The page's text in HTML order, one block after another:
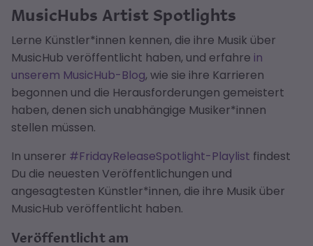
Veröffentlicht am
MusicHubs Artist Spotlights
Lerne Künstler*innen kennen, die ihre Musik über
MusicHub veröffentlicht haben, und erfahre in
unserem MusicHub-Blog, wie sie ihre Karrieren
begonnen und die Herausforderungen gemeistert
haben, denen sich unabhängige Musiker*innen
stellen müssen.
In unserer #FridayReleaseSpotlight-Playlist findest
Du die neuesten Veröffentlichungen und
angesagtesten Künstler*innen, die ihre Musik über
MusicHub veröffentlicht haben.